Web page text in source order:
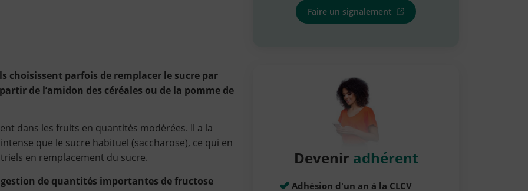
choisissent parfois de remplacer le sucre par
de l’amidon des céréales ou de la pomme de
dans les fruits en quantités modérées. Il a la
que le sucre habituel (saccharose), ce qui en
en remplacement du sucre.
de quantités importantes de fructose
Faire un signalement
Devenir adhérent
Adhésion d'un an à la CLCV